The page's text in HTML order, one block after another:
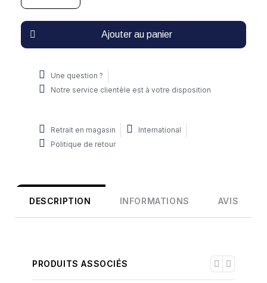
Ajouter au panier
Une question ?
Notre service clientèle est à votre disposition
Retrait en magasin
International
Politique de retour
DESCRIPTION INFORMATIONS AVIS
PRODUITS ASSOCIÉS